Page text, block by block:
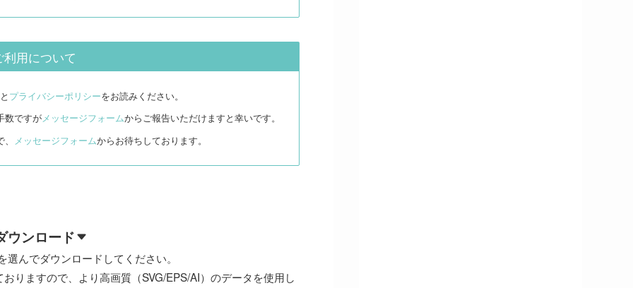
利用について
と プライバシーポリシーをお読みください。
数ですがメッセージフォームからご報告いただけますと幸いです。
メッセージフォームからお待ちしております。
ウンロード
んでダウンロードしてください。
りますので、より高画質（SVG/EPS/AI）のデータを使用し